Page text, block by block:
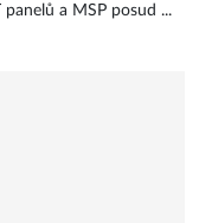
a MSP posud ...y